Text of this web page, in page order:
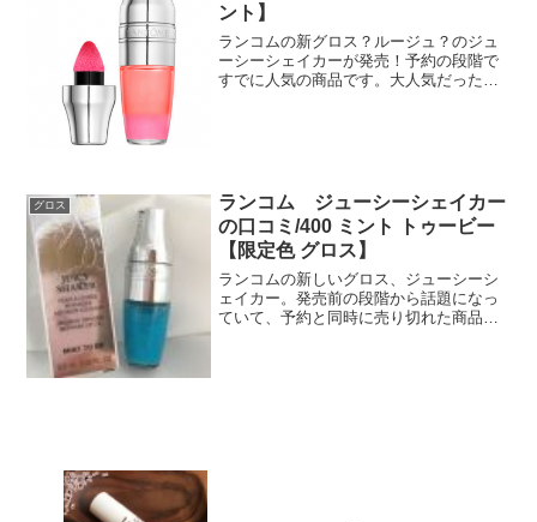
ント】
ランコムの新グロス？ルージュ？のジュ
ーシーシェイカーが発売！予約の段階で
すでに人気の商品です。大人気だった、
グロス
ランコム ジューシーシェイカー
の口コミ/400 ミント トゥービー
【限定色 グロス】
ランコムの新しいグロス、ジューシーシ
ェイカー。発売前の段階から話題になっ
ていて、予約と同時に売り切れた商品も